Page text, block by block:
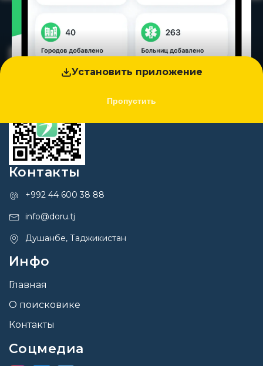
Установить приложение
Пропустить
Контакты
+992 44 600 38 88
info@doru.tj
Душанбе, Таджикистан
Инфо
Главная
О поисковике
Контакты
Соцмедиа